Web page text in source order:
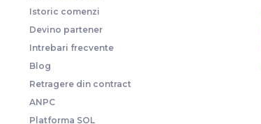
Istoric comenzi
Devino partener
Intrebari frecvente
Blog
Retragere din contract
ANPC
Platforma SOL